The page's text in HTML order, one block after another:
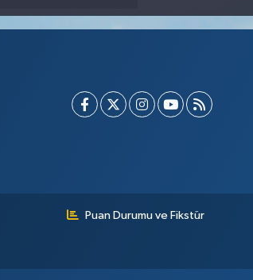
Puan Durumu ve Fikstür